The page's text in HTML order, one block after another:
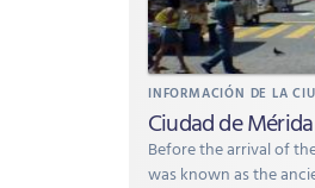
INFORMACIÓN DE LA
Ciudad de Mérida
Before the arrival of
was known as the